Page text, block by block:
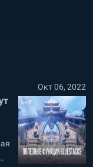
Окт 06, 2022